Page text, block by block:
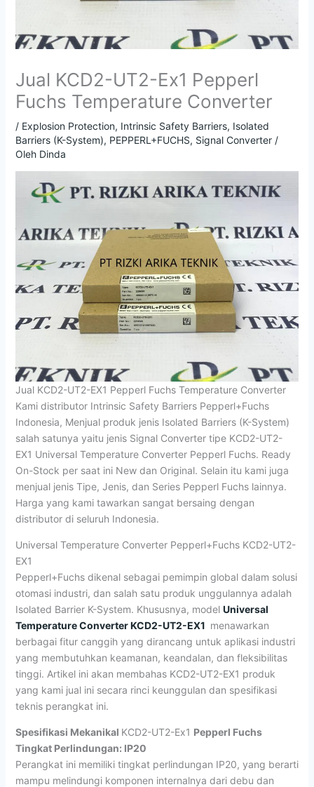
Jual KCD2-UT2-Ex1 Pepperl
Fuchs Temperature Converter
/ Explosion Protection, Intrinsic Safety Barriers, Isolated
Barriers (K-System), PEPPERL+FUCHS, Signal Converter/
Oleh Dinda
Jual KCD2-UT2-EX1 Pepperl Fuchs Temperature Converter
Kami distributor Intrinsic Safety Barriers Pepperl+Fuchs
Indonesia, Menjual produk jenis Isolated Barriers (K-System)
salah satunya yaitu jenis Signal Converter tipe KCD2-UT2-
EX1 Universal Temperature Converter Pepperl Fuchs. Ready
On-Stock per saat ini New dan Original. Selain itu kami juga
menjual jenis Tipe, Jenis, dan Series Pepperl Fuchs lainnya.
Harga yang kami tawarkan sangat bersaing dengan
distributor di seluruh Indonesia.
Universal Temperature Converter Pepperl+Fuchs KCD2-UT2-
EX1
Pepperl+Fuchs dikenal sebagai pemimpin global dalam solusi
otomasi industri, dan salah satu produk unggulannya adalah
Isolated Barrier K-System. Khususnya, model Universal
Temperature Converter KCD2-UT2-EX1 menawarkan
berbagai fitur canggih yang dirancang untuk aplikasi industri
yang membutuhkan keamanan, keandalan, dan fleksibilitas
tinggi. Artikel ini akan membahas KCD2-UT2-EX1 produk
yang kami jual ini secara rinci keunggulan dan spesifikasi
teknis perangkat ini.
Spesifikasi Mekanikal KCD2-UT2-Ex1 Pepperl Fuchs
Tingkat Perlindungan: IP20
Perangkat ini memiliki tingkat perlindungan IP20, yang berarti
mampu melindungi komponen internalnya dari debu dan